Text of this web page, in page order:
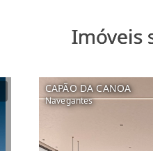
Imóveis
CAPÃO DA CANOA
Navegantes